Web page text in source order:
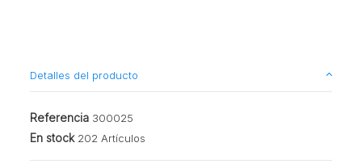
Detalles del producto
Referencia 300025
En stock 202 Artículos